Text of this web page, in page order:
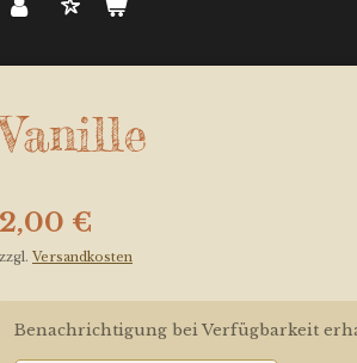
Vanille
2,00 €
zzgl. Versandkosten
Benachrichtigung bei Verfügbarkeit